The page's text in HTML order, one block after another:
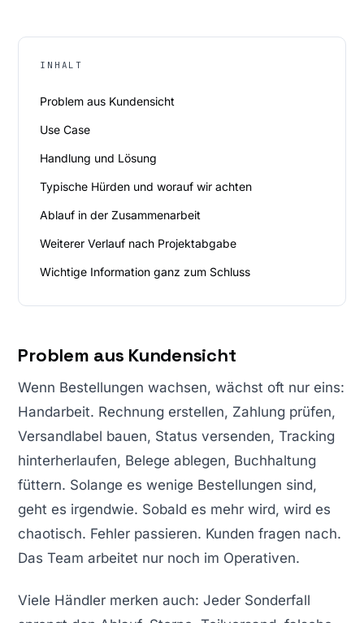
INHALT
Problem aus Kundensicht
Use Case
Handlung und Lösung
Typische Hürden und worauf wir achten
Ablauf in der Zusammenarbeit
Weiterer Verlauf nach Projektabgabe
Wichtige Information ganz zum Schluss
Problem aus Kundensicht
Wenn Bestellungen wachsen, wächst oft nur eins:
Handarbeit. Rechnung erstellen, Zahlung prüfen,
Versandlabel bauen, Status versenden, Tracking
hinterherlaufen, Belege ablegen, Buchhaltung
füttern. Solange es wenige Bestellungen sind,
geht es irgendwie. Sobald es mehr wird, wird es
chaotisch. Fehler passieren. Kunden fragen nach.
Das Team arbeitet nur noch im Operativen.
Viele Händler merken auch: Jeder Sonderfall